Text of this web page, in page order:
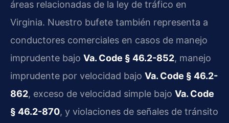
áreas relacionadas de la ley de tráfico en
Virginia. Nuestro bufete también representa a
conductores comerciales en casos de manejo
imprudente bajo Va. Code § 46.2-852, manejo
imprudente por velocidad bajo Va. Code § 46.2-
862, exceso de velocidad simple bajo Va. Code
§ 46.2-870, y violaciones de señales de tránsito